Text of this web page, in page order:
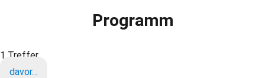
Programm
1 Treffer
davor…